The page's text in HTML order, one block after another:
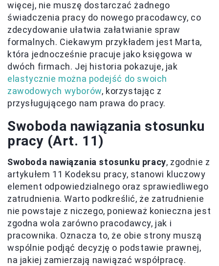
więcej, nie muszę dostarczać żadnego
świadczenia pracy do nowego pracodawcy, co
zdecydowanie ułatwia załatwianie spraw
formalnych. Ciekawym przykładem jest Marta,
która jednocześnie pracuje jako księgowa w
dwóch firmach. Jej historia pokazuje, jak
elastycznie można podejść do swoich
zawodowych wyborów, korzystając z
przysługującego nam prawa do pracy.
Swoboda nawiązania stosunku
pracy (Art. 11)
Swoboda nawiązania stosunku pracy, zgodnie z
artykułem 11 Kodeksu pracy, stanowi kluczowy
element odpowiedzialnego oraz sprawiedliwego
zatrudnienia. Warto podkreślić, że zatrudnienie
nie powstaje z niczego, ponieważ konieczna jest
zgodna wola zarówno pracodawcy, jak i
pracownika. Oznacza to, że obie strony muszą
wspólnie podjąć decyzję o podstawie prawnej,
na jakiej zamierzają nawiązać współpracę.